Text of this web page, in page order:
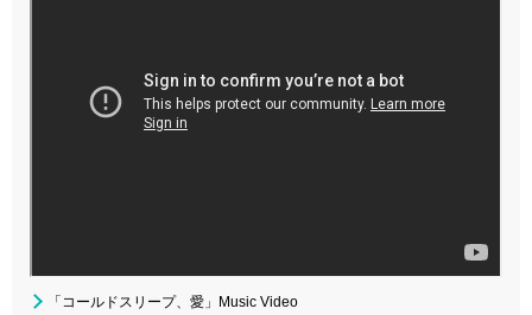
「コールドスリープ、愛」Music Video